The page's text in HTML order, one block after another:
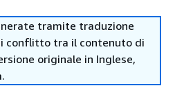
tramite traduzione
conflitto tra il contenuto di
originale in Inglese,